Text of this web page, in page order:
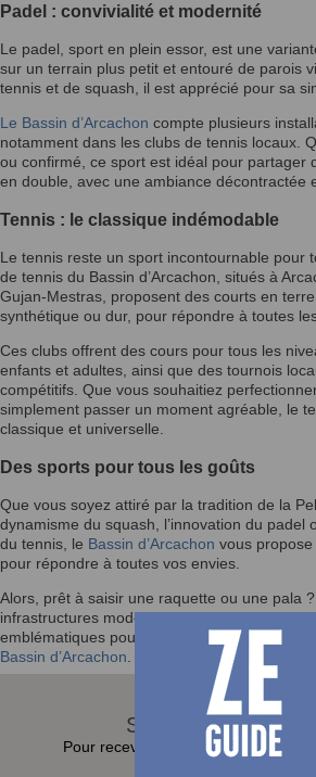
Padel : convivialité et modernité
Le padel, sport en plein essor, est une
sur un terrain plus petit et entouré de parois
tennis et de squash, il est apprécié pour sa
Le Bassin d’Arcachon compte plusieurs
notamment dans les clubs de tennis locaux.
ou confirmé, ce sport est idéal pour partager
en double, avec une ambiance décontractée
Tennis : le classique indémodable
Le tennis reste un sport incontournable pour
de tennis du Bassin d’Arcachon, situés à
Gujan-Mestras, proposent des courts en
synthétique ou dur, pour répondre à toutes
Ces clubs offrent des cours pour tous les
enfants et adultes, ainsi que des tournois
compétitifs. Que vous souhaitiez
simplement passer un moment agréable, le
classique et universelle.
Des sports pour tous les goûts
Que vous soyez attiré par la tradition de la
dynamisme du squash, l’innovation du padel
du tennis, le Bassin d’Arcachon vous
pour répondre à toutes vos envies.
Alors, prêt à saisir une raquette ou une pala
infrastructures modernes et de l’ambiance
emblématiques pour vivre des moments de
Bassin d’Arcachon
S'abonner à la
Pour recevoir toutes les actualités